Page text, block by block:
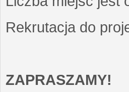
Rekrutacja do
ZAPRASZAMY!